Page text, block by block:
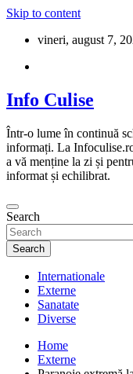
Skip to content
vineri, august 7,
Info Culise
Într-o lume în continuă
informați. La
a vă menține la zi și
informat și echilibrat.
Search
Search
Internationale
Externe
Sanatate
Diverse
Home
Externe